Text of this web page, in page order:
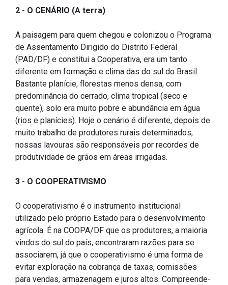
2 - O CENÁRIO (A terra)
A paisagem para quem chegou e colonizou o Programa
de Assentamento Dirigido do Distrito Federal
(PAD/DF) e constitui a Cooperativa, era um tanto
diferente em formação e clima das do sul do Brasil.
Bastante planície, florestas menos densa, com
predominância do cerrado, clima tropical (seco e
quente), solo era muito pobre e abundância em água
(rios e planícies). Hoje o cenário é diferente, depois de
muito trabalho de produtores rurais determinados,
nossas lavouras são responsáveis por recordes de
produtividade de grãos em áreas irrigadas.
3 - O COOPERATIVISMO
O cooperativismo é o instrumento institucional
utilizado pelo próprio Estado para o desenvolvimento
agrícola. É na COOPA/DF que os produtores, a maioria
vindos do sul do país, encontraram razões para se
associarem, já que o cooperativismo é uma forma de
evitar exploração na cobrança de taxas, comissões
para vendas, armazenagem e juros altos. Compreende-